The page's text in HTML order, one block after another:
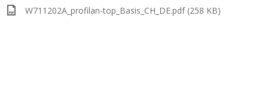
W711202A_profilan-top_Basis_CH_DE.pdf (258 KB)